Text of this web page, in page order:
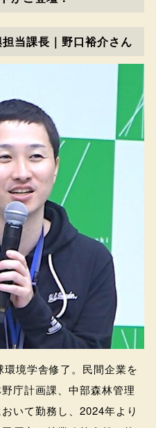
当課長｜野口裕介さん
境学舎修了。民間企業を
庁計画課、中部森林管理
いて勤務し、2024年より